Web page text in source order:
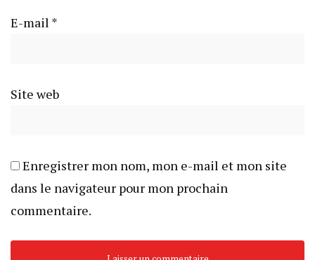
E-mail *
Site web
Enregistrer mon nom, mon e-mail et mon site
dans le navigateur pour mon prochain
commentaire.